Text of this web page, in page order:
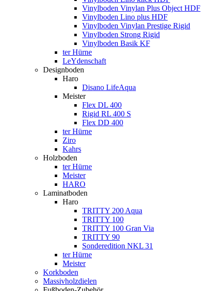
Vinylboden Vinylan Plus Object HDF
Vinylboden Lino plus HDF
Vinylboden Vinylan Prestige Rigid
Vinylboden Strong Rigid
Vinylboden Basik KF
ter Hürne
LeYdenschaft
Designboden
Haro
Disano LifeAqua
Meister
Flex DL 400
Rigid RL 400 S
Flex DD 400
ter Hürne
Ziro
Kahrs
Holzboden
ter Hürne
Meister
HARO
Laminatboden
Haro
TRITTY 200 Aqua
TRITTY 100
TRITTY 100 Gran Via
TRITTY 90
Sonderedition NKL 31
ter Hürne
Meister
Korkboden
Massivholzdielen